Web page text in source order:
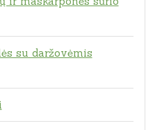
su daržovėmis